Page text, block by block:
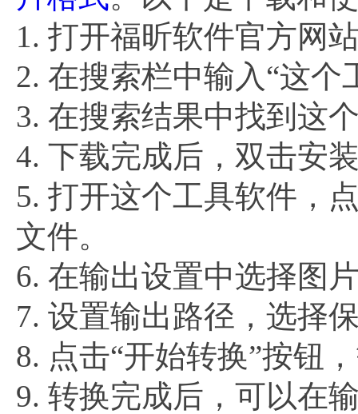
1. 打开福昕软件官方网
2. 在搜索栏中输入“这个
3. 在搜索结果中找到这
4. 下载完成后，双击安
5. 打开这个工具软件，
文件。
6. 在输出设置中选择图
7. 设置输出路径，选择
8. 点击“开始转换”按钮
9. 转换完成后，可以在